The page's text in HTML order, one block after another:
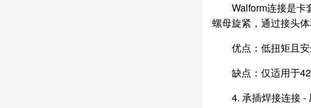
Walform连接是
螺母旋紧，通过接头
优点：低扭矩且
缺点：仅适用于
4. 承插焊接连接 -